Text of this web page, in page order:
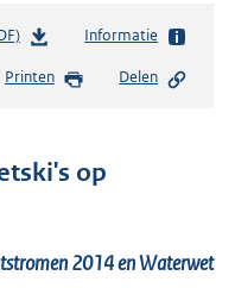
b
s
d
r
Informatie
Printen Delen
op
2014 en Waterwet